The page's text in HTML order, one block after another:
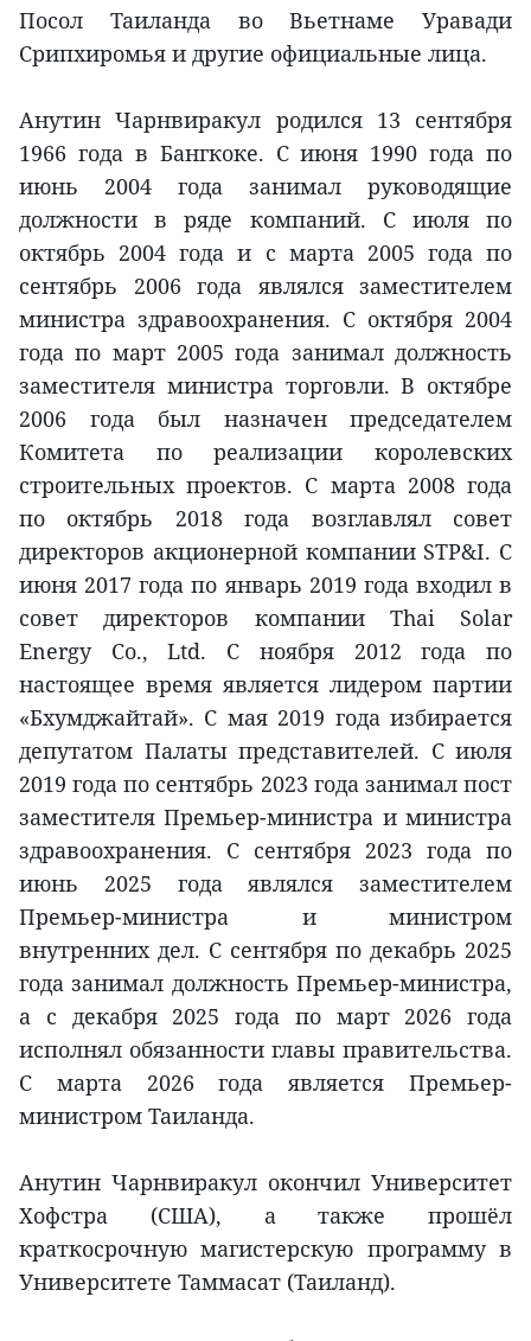
Посол Таиланда во Вьетнаме Уравади
Срипхиромья и другие официальные лица.
Анутин Чарнвиракул родился 13 сентября
1966 года в Бангкоке. С июня 1990 года по
июнь 2004 года занимал руководящие
должности в ряде компаний. С июля по
октябрь 2004 года и с марта 2005 года по
сентябрь 2006 года являлся заместителем
министра здравоохранения. С октября 2004
года по март 2005 года занимал должность
заместителя министра торговли. В октябре
2006 года был назначен председателем
Комитета по реализации королевских
строительных проектов. С марта 2008 года
по октябрь 2018 года возглавлял совет
директоров акционерной компании STP&I. С
июня 2017 года по январь 2019 года входил в
совет директоров компании Thai Solar
Energy Co., Ltd. С ноября 2012 года по
настоящее время является лидером партии
«Бхумджайтай». С мая 2019 года избирается
депутатом Палаты представителей. С июля
2019 года по сентябрь 2023 года занимал пост
заместителя Премьер-министра и министра
здравоохранения. С сентября 2023 года по
июнь 2025 года являлся заместителем
Премьер-министра и министром
внутренних дел. С сентября по декабрь 2025
года занимал должность Премьер-министра,
а с декабря 2025 года по март 2026 года
исполнял обязанности главы правительства.
С марта 2026 года является Премьер-
министром Таиланда.
Анутин Чарнвиракул окончил Университет
Хофстра (США), а также прошёл
краткосрочную магистерскую программу в
Университете Таммасат (Таиланд).